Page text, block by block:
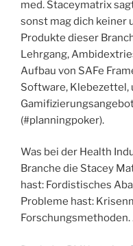
med. Staceymatrix
sonst mag dich keiner
Produkte dieser
Lehrgang,
Aufbau von SAFe
Software, Klebezettel,
(#planningpoker).
Was bei der Health
Branche die Stacey
hast: Fordistisches
Probleme hast: